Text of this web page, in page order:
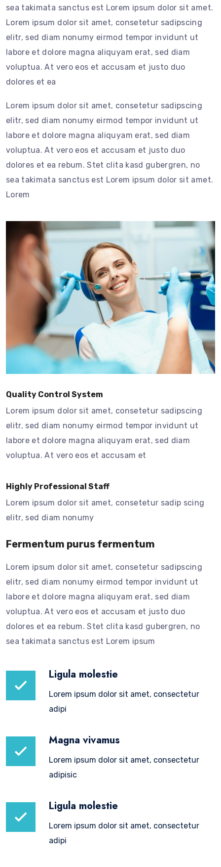
sea takimata sanctus est Lorem ipsum dolor sit amet.
Lorem ipsum dolor sit amet, consetetur sadipscing
elitr, sed diam nonumy eirmod tempor invidunt ut
labore et dolore magna aliquyam erat, sed diam
voluptua. At vero eos et accusam et justo duo
dolores et ea
Lorem ipsum dolor sit amet, consetetur sadipscing
elitr, sed diam nonumy eirmod tempor invidunt ut
labore et dolore magna aliquyam erat, sed diam
voluptua. At vero eos et accusam et justo duo
dolores et ea rebum. Stet clita kasd gubergren, no
sea takimata sanctus est Lorem ipsum dolor sit amet.
Lorem
Quality Control System
Lorem ipsum dolor sit amet, consetetur sadipscing
elitr, sed diam nonumy eirmod tempor invidunt ut
labore et dolore magna aliquyam erat, sed diam
voluptua. At vero eos et accusam et
Highly Professional Staff
Lorem ipsum dolor sit amet, consetetur sadip scing
elitr, sed diam nonumy
Fermentum purus fermentum
Lorem ipsum dolor sit amet, consetetur sadipscing
elitr, sed diam nonumy eirmod tempor invidunt ut
labore et dolore magna aliquyam erat, sed diam
voluptua. At vero eos et accusam et justo duo
dolores et ea rebum. Stet clita kasd gubergren, no
sea takimata sanctus est Lorem ipsum
Ligula molestie
Lorem ipsum dolor sit amet, consectetur
adipi
Magna vivamus
Lorem ipsum dolor sit amet, consectetur
adipisic
Ligula molestie
Lorem ipsum dolor sit amet, consectetur
adipi